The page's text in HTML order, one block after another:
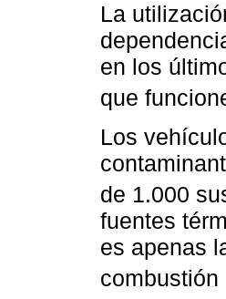
La
en los
que
Los
de 1.000
fuentes
es apenas
combustión